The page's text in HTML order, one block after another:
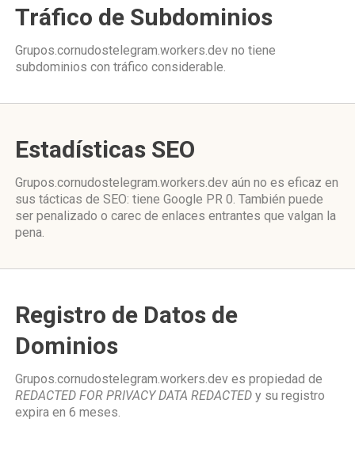
Tráfico de Subdominios
Grupos.cornudostelegram.workers.dev no tiene
subdominios con tráfico considerable.
Estadísticas SEO
Grupos.cornudostelegram.workers.dev aún no es eficaz en
sus tácticas de SEO: tiene Google PR 0. También puede
ser penalizado o carec de enlaces entrantes que valgan la
pena.
Registro de Datos de
Dominios
Grupos.cornudostelegram.workers.dev es propiedad de
REDACTED FOR PRIVACY DATA REDACTED y su registro
expira en 6 meses.